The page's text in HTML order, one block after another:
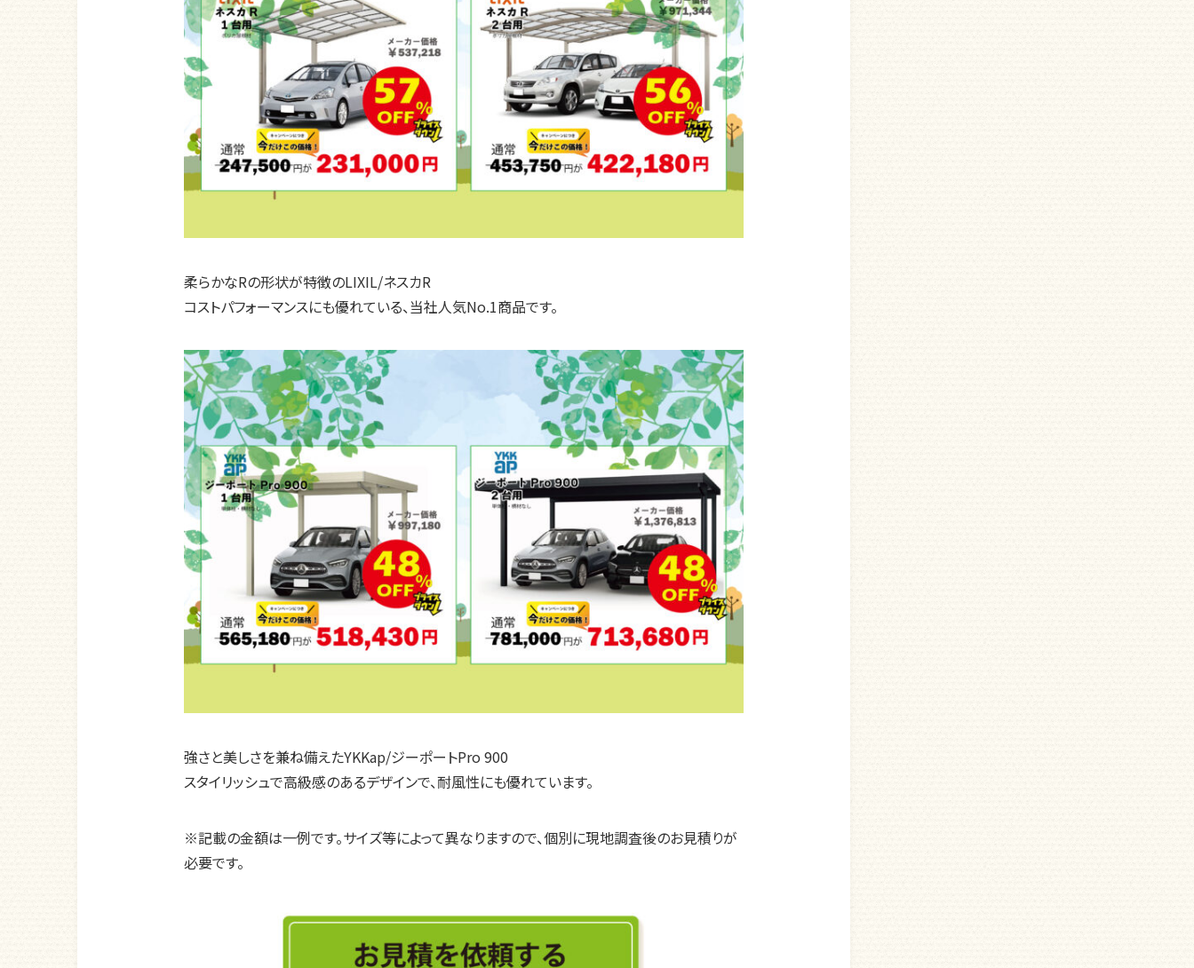
柔らかなRの形状が特徴のLIXIL/ネスカR
コストパフォーマンスにも優れている、当社人気No.1商品です。
強さと美しさを兼ね備えたYKKap/ジーポートPro 900
スタイリッシュで高級感のあるデザインで、耐風性にも優れています。
※記載の金額は一例です。サイズ等によって異なりますので、個別に現地調査後のお見積りが
必要です。